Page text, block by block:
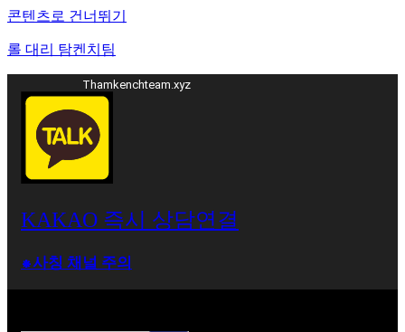
콘텐츠로 건너뛰기
롤 대리 탐켄치팀
Thamkenchteam.xyz
KAKAO 즉시 상담연결
⁕사칭 채널 주의